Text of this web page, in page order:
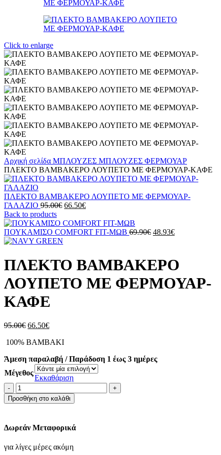
Click to enlarge
Αρχική σελίδα ΜΠΛΟΥΖΕΣ ΜΠΛΟΥΖΕΣ ΦΕΡΜΟΥΑΡ
ΠΛΕΚΤΟ ΒΑΜΒΑΚΕΡΟ ΛΟΥΠΕΤΟ ΜΕ ΦΕΡΜΟΥΑΡ-ΚΑΦΕ
ΠΛΕΚΤΟ ΒΑΜΒΑΚΕΡΟ ΛΟΥΠΕΤΟ ΜΕ ΦΕΡΜΟΥΑΡ-
ΓΑΛΑΖΙΟ 95.00€ Original
was:
95.00€.
66.50€Η
τιμή
είναι:
Back to products
ΠΟΥΚΑΜΙΣΟ COMFORT FIT-ΜΩΒ 69.90€ Original
69.90€.
48.93€Η
είναι:
48.93€.
ΠΛΕΚΤΟ ΒΑΜΒΑΚΕΡΟ
ΛΟΥΠΕΤΟ ΜΕ ΦΕΡΜΟΥΑΡ-
ΚΑΦΕ
95.00€ Original
was:
66.50€Η
τιμή
66.50€.
100% ΒΑΜΒΑΚΙ
Άμεση παραλαβή / Παράδοση 1 έως 3 ημέρες
Μέγεθος
Εκκαθάριση
ΠΛΕΚΤΟ
ΒΑΜΒΑΚΕΡΟ
ΛΟΥΠΕΤΟ
ΦΕΡΜΟΥΑΡ-
ΚΑΦΕ
Προσθήκη στο καλάθι
Δωρεάν Μεταφορικά
για λίγες μέρες ακόμη